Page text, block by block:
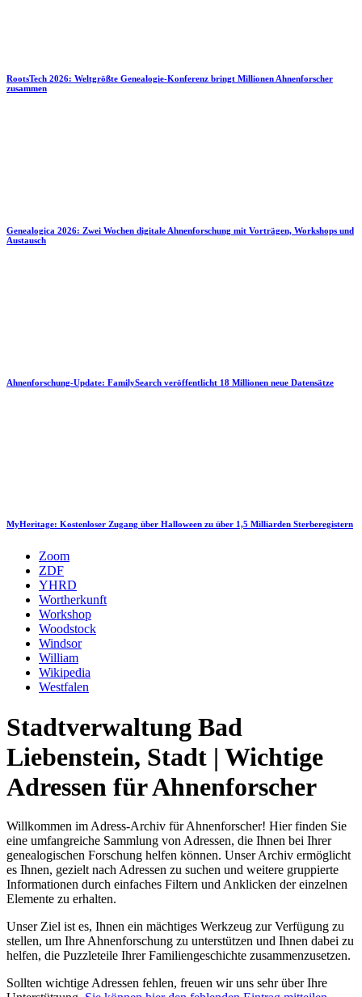
RootsTech 2026: Weltgrößte Genealogie-Konferenz bringt Millionen Ahnenforscher
zusammen
Genealogica 2026: Zwei Wochen digitale Ahnenforschung mit Vorträgen, Workshops und
Austausch
Ahnenforschung-Update: FamilySearch veröffentlicht 18 Millionen neue Datensätze
MyHeritage: Kostenloser Zugang über Halloween zu über 1,5 Milliarden Sterberegistern
Zoom
ZDF
YHRD
Wortherkunft
Workshop
Woodstock
Windsor
William
Wikipedia
Westfalen
Stadtverwaltung Bad
Liebenstein, Stadt | Wichtige
Adressen für Ahnenforscher
Willkommen im Adress-Archiv für Ahnenforscher! Hier finden Sie
eine umfangreiche Sammlung von Adressen, die Ihnen bei Ihrer
genealogischen Forschung helfen können. Unser Archiv ermöglicht
es Ihnen, gezielt nach Adressen zu suchen und weitere gruppierte
Informationen durch einfaches Filtern und Anklicken der einzelnen
Elemente zu erhalten.
Unser Ziel ist es, Ihnen ein mächtiges Werkzeug zur Verfügung zu
stellen, um Ihre Ahnenforschung zu unterstützen und Ihnen dabei zu
helfen, die Puzzleteile Ihrer Familiengeschichte zusammenzusetzen.
Sollten wichtige Adressen fehlen, freuen wir uns sehr über Ihre